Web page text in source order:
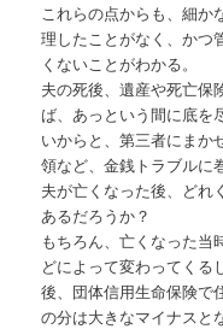
これらの点からも、細
理したことがなく、かつ
くないことがわかる。
夫の死後、遺産や死亡保
ば、あっという間に底を
いからと、第三者にまか
領など、金銭トラブルに
夫が亡くなった後、どれ
あるだろうか？
もちろん、亡くなった当
どによって変わってくる
後、団体信用生命保険で
の分は大きなマイナスと